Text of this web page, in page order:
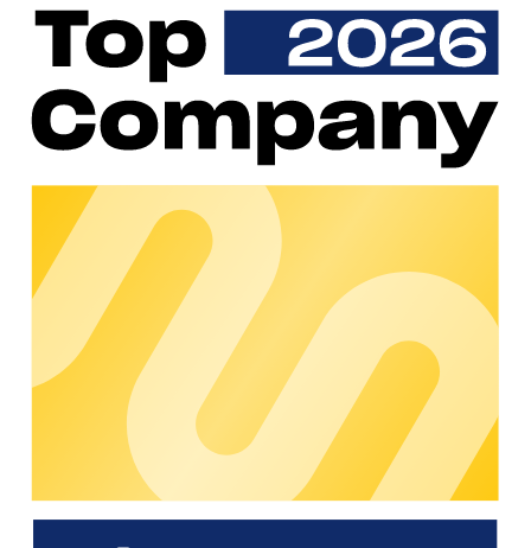
recarga y servicios de electromovilidad. En su etapa más
reciente, lideró la estrategia europea, el go-to-market y el
desarrollo de negocio de Ford para soluciones de recarga y
energía. Anteriormente, ocupó puestos directivos en Hubject,
donde fue responsable de la expansión de la compañía en el
mercado estadounidense como vicepresidente y CEO interino
para Norteamérica. Con muchos años de experiencia en el
escalado de modelos de negocio internacionales, la
construcción de alianzas estratégicas y el desarrollo de
estrategias de salida al mercado innovadoras, contribuirá de
manera decisiva a la mayor internacionalización y a la
excelencia operativa de chargecloud.
El Dr. Marius Mölders aporta a chargecloud una dilatada
experiencia en reporting corporativo, contabilidad, relaciones
con inversores y dirección estratégica. Antes de unirse a
chargecloud, desempeñó diversos cargos de gestión en los
departamentos financieros de compañías tecnológicas
internacionales cotizadas, entre ellas el grupo Mitsubishi
Heavy Industries. En su puesto más reciente, estuvo al frente
del área de controlling de la División de Energía para EMEA
(Mitsubishi Power Europe). Posee un profundo conocimiento
de la gestión financiera en el sector de la tecnología
energética y está especializado en el diseño de estructuras
financieras escalables en contextos internacionales. Como
director financiero (CFO), desempeñará un papel clave en la